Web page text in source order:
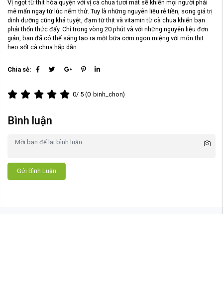
Vị ngọt từ thịt hòa quyện với vị cà chua tươi mát sẽ khiến mọi người phải
mê mẩn ngay từ lúc nếm thử. Tuy là những nguyên liệu rẻ tiền, song giá trị
dinh dưỡng cũng khá tuyệt, đạm từ thịt và vitamin từ cà chua khiến bạn
phải thổn thức đấy. Chỉ trong vòng 20 phút và với những nguyên liệu đơn
giản, bạn đã có thể sáng tạo ra một bữa cơm ngon miệng với món thịt
heo sốt cà chua hấp dẫn.
Chia sẻ:
0/ 5 (0 binh_chon)
Bình luận
Gửi Bình Luận